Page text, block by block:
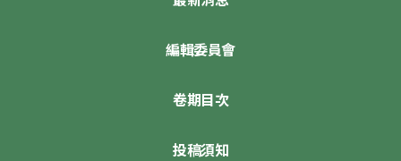
編輯委員會
卷期目次
投稿須知